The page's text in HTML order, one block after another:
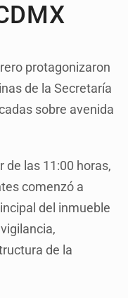
protagonizaron
de la Secretaría
sobre avenida
de las 11:00 horas,
comenzó a
del inmueble
de la